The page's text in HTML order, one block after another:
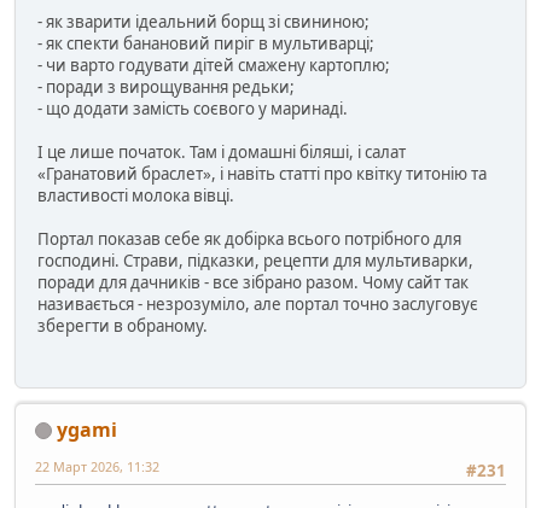
- як зварити ідеальний борщ зі свининою;
- як спекти банановий пиріг в мультиварці;
- чи варто годувати дітей смажену картоплю;
- поради з вирощування редьки;
- що додати замість соєвого у маринаді.
І це лише початок. Там і домашні біляші, і салат
«Гранатовий браслет», і навіть статті про квітку титонію та
властивості молока вівці.
Портал показав себе як добірка всього потрібного для
господині. Страви, підказки, рецепти для мультиварки,
поради для дачників - все зібрано разом. Чому сайт так
називається - незрозуміло, але портал точно заслуговує
зберегти в обраному.
ygami
#231
22 Март 2026, 11:32